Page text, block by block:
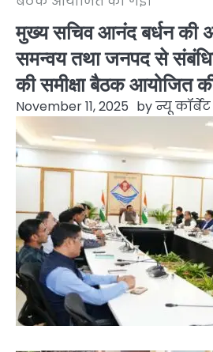
मुख्य सचिव आनंद बर्धन की
समन्वय तथा जनपद से
की समीक्षा बैठक आयोजित
November 11, 2025 byन्यू